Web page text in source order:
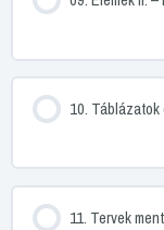
10.
11. Tervek